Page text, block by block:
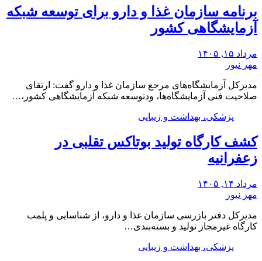
برنامه سازمان غذا و دارو برای توسعه شبکه
آزمایشگاهی کشور
مرداد ۱۵, ۱۴۰۵
مهر نیوز
مدیرکل آزمایشگاه‌های مرجع سازمان غذا و دارو گفت: ارتقای
صلاحیت فنی آزمایشگاه‌ها، ودتوسعه شبکه آزمایشگاهی کشور،…
پزشکی، بهداشت و زیبایی
کشف کارگاه تولید بوتاکس تقلبی در
زعفرانیه
مرداد ۱۴, ۱۴۰۵
مهر نیوز
مدیرکل دفتر بازرسی سازمان غذا و دارو، از شناسایی و پلمب
کارگاه غیرمجاز تولید و بسته‌بندی…
پزشکی، بهداشت و زیبایی